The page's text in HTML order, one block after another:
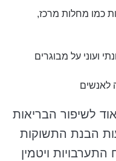
כמו מחלות מרכז,
ועוני על מבוגרים
לאנשים
לשיפור הבריאות
הבנת התשוקות
התערבויות ויטמין